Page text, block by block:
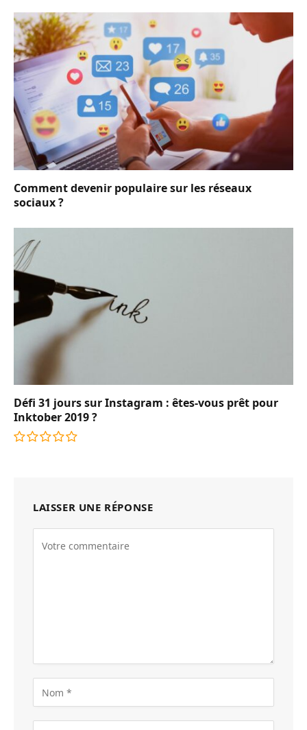
Comment devenir populaire sur les réseaux
sociaux ?
Défi 31 jours sur Instagram : êtes-vous prêt pour
Inktober 2019 ?
LAISSER UNE RÉPONSE